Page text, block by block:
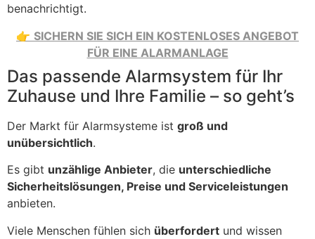
benachrichtigt.
👉 SICHERN SIE SICH EIN KOSTENLOSES ANGEBOT
FÜR EINE ALARMANLAGE
Das passende Alarmsystem für Ihr
Zuhause und Ihre Familie – so geht’s
Der Markt für Alarmsysteme ist groß und
unübersichtlich.
Es gibt unzählige Anbieter, die unterschiedliche
Sicherheitslösungen, Preise und Serviceleistungen
anbieten.
Viele Menschen fühlen sich überfordert und wissen